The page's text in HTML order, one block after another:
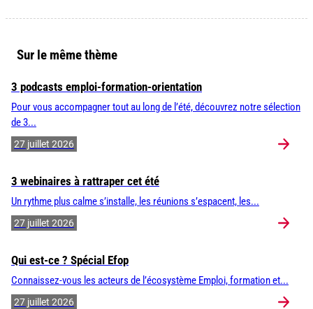
Sur le même thème
3 podcasts emploi-formation-orientation
Pour vous accompagner tout au long de l’été, découvrez notre sélection
de 3...
27 juillet 2026
3 webinaires à rattraper cet été
Un rythme plus calme s’installe, les réunions s’espacent, les...
27 juillet 2026
Qui est-ce ? Spécial Efop
Connaissez-vous les acteurs de l’écosystème Emploi, formation et...
27 juillet 2026